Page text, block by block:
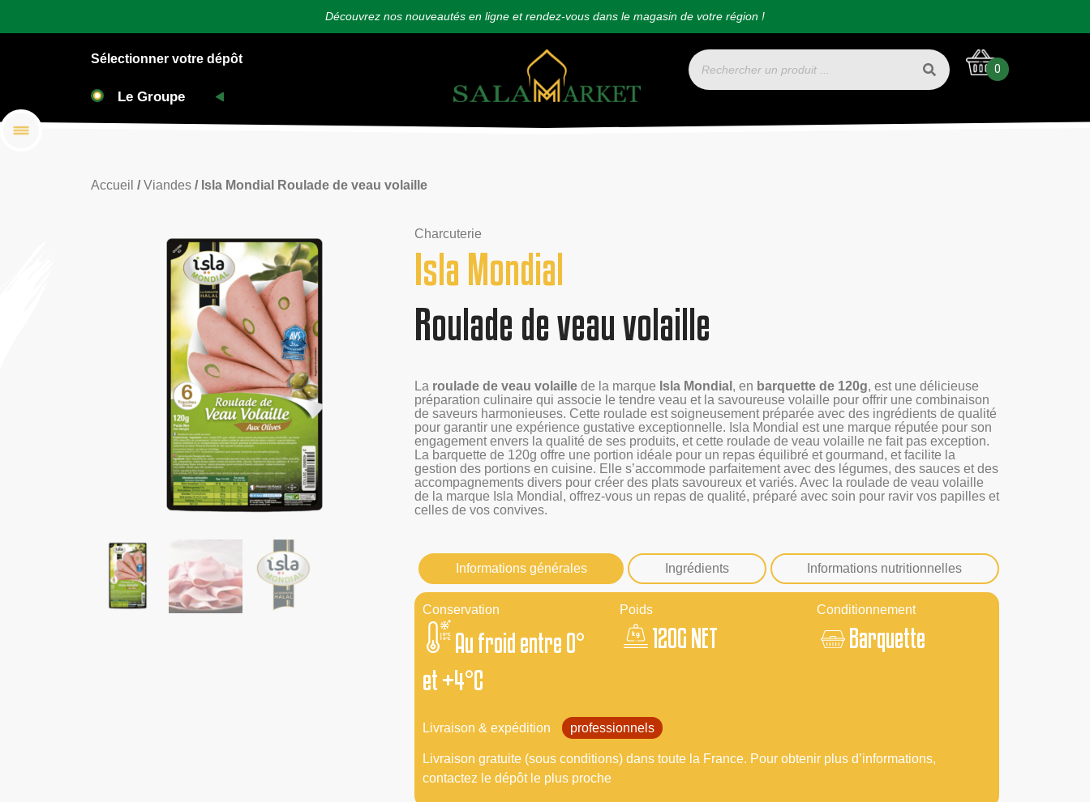
Découvrez nos nouveautés en ligne et rendez-vous dans le magasin de votre région !
Sélectionner votre dépôt
0
Accueil /Viandes / Isla Mondial Roulade de veau volaille
Charcuterie
Isla Mondial
Roulade de veau volaille
La roulade de veau volaille de la marque Isla Mondial , en barquette de 120g, est une délicieuse
préparation culinaire qui associe le tendre veau et la savoureuse volaille pour offrir une combinaison
de saveurs harmonieuses. Cette roulade est soigneusement préparée avec des ingrédients de qualité
pour garantir une expérience gustative exceptionnelle. Isla Mondial est une marque réputée pour son
engagement envers la qualité de ses produits, et cette roulade de veau volaille ne fait pas exception.
La barquette de 120g offre une portion idéale pour un repas équilibré et gourmand, et facilite la
gestion des portions en cuisine. Elle s’accommode parfaitement avec des légumes, des sauces et des
accompagnements divers pour créer des plats savoureux et variés. Avec la roulade de veau volaille
de la marque Isla Mondial, offrez-vous un repas de qualité, préparé avec soin pour ravir vos papilles et
celles de vos convives.
Informations générales Ingrédients Informations nutritionnelles
Conservation
Au froid entre 0°
et +4°C
Poids
120G NET
Conditionnement
Barquette
Livraison & expédition professionnels
Livraison gratuite (sous conditions) dans toute la France. Pour obtenir plus d’informations,
contactez le dépôt le plus proche